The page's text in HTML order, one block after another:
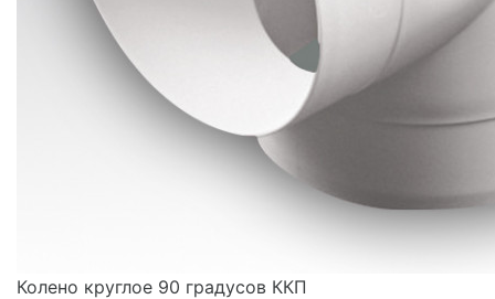
​Колено круглое 90 градусов ККП